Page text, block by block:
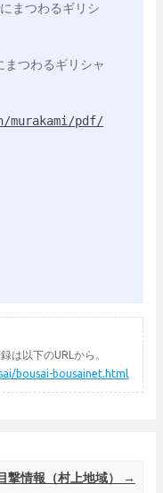
まつわるギリシ
まつわるギリシャ
murakami/pdf/
は以下のURLから。
bousai-bousainet.html
撃情報（村上地域） →